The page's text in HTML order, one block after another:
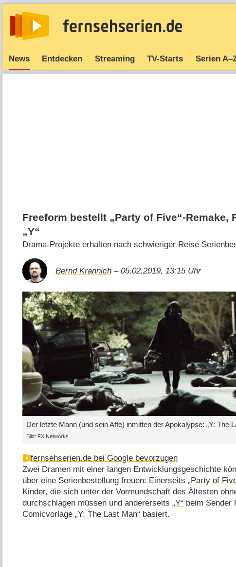
News Entdecken Streaming TV-Starts Serien
Freeform bestellt „Party of Five“-Remake,
„Y“
Drama-Projekte erhalten nach schwieriger Reise
Bernd Krannich – 05.02.2019, 13:15 Uhr
Der letzte Mann (und sein Affe) inmitten der Apokalypse: „Y: The
Bild: FX Networks
fernsehserien.de bei Google bevorzugen
Zwei Dramen mit einer langen Entwicklungsgeschichte
über eine Serienbestellung freuen: Einerseits„Party of
Kinder, die sich unter der Vormundschaft des Ältesten
durchschlagen müssen und andererseits„Y“ beim Sender
Comicvorlage „Y: The Last Man“ basiert.